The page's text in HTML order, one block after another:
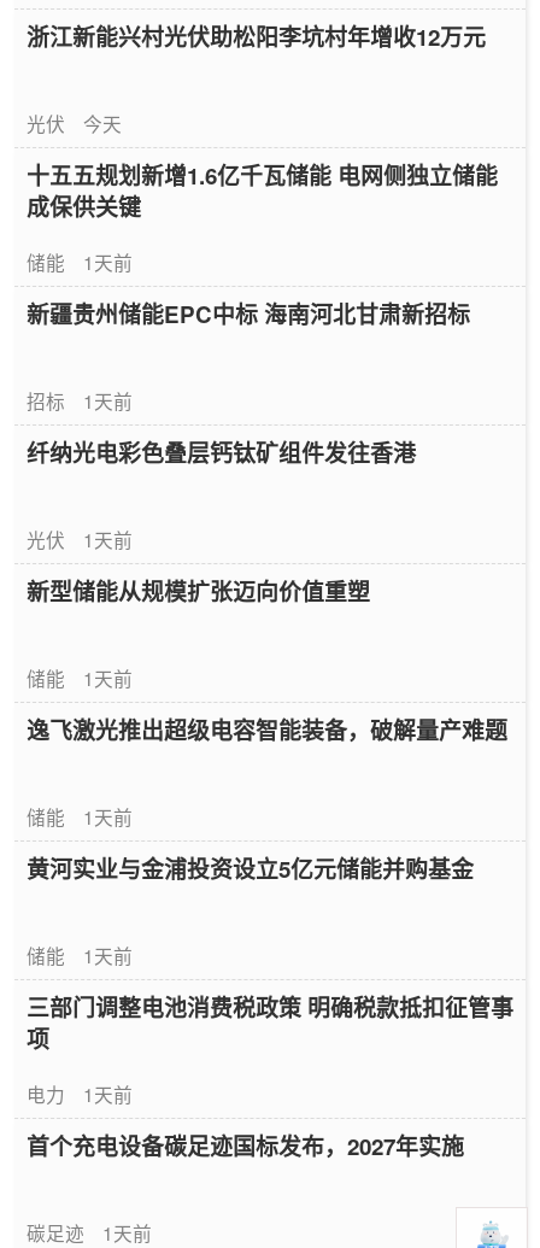
浙江新能兴村光伏助松阳李坑村年增收12万元
光伏 今天
十五五规划新增1.6亿千瓦储能 电网侧独立储能
成保供关键
储能 1天前
新疆贵州储能EPC中标 海南河北甘肃新招标
招标 1天前
纤纳光电彩色叠层钙钛矿组件发往香港
光伏 1天前
新型储能从规模扩张迈向价值重塑
储能 1天前
逸飞激光推出超级电容智能装备，破解量产难题
储能 1天前
黄河实业与金浦投资设立5亿元储能并购基金
储能 1天前
三部门调整电池消费税政策 明确税款抵扣征管事
项
电力 1天前
首个充电设备碳足迹国标发布，2027年实施
碳足迹 1天前